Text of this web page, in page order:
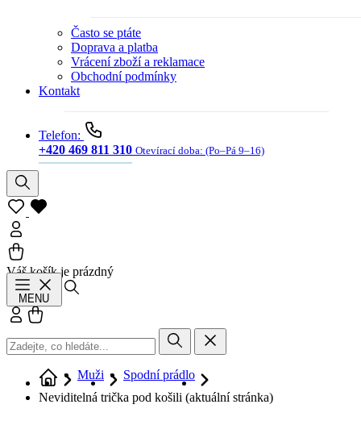
Často se ptáte
Doprava a platba
Vrácení zboží a reklamace
Obchodní podmínky
Kontakt
Telefon:
+420 469 811 310 Otevírací doba: (Po–Pá 9–16)
Váš košík je prázdný
MENU
Přihlásit se
Muži
Spodní prádlo
Neviditelná trička pod košili (aktuální stránka)